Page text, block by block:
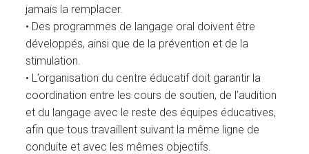
jamais la remplacer.
• Des programmes de langage oral doivent être
développés, ainsi que de la prévention et de la
stimulation.
• L’organisation du centre éducatif doit garantir la
coordination entre les cours de soutien, de l’audition
et du langage avec le reste des équipes éducatives,
afin que tous travaillent suivant la même ligne de
conduite et avec les mêmes objectifs.